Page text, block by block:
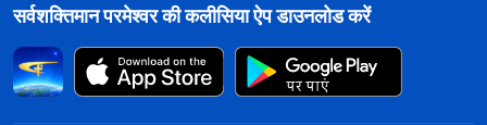
सर्वशक्तिमान परमेश्वर की कलीसिया ऐप डाउनलोड करें